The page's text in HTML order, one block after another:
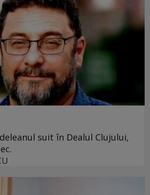
suit în Dealul Clujului,